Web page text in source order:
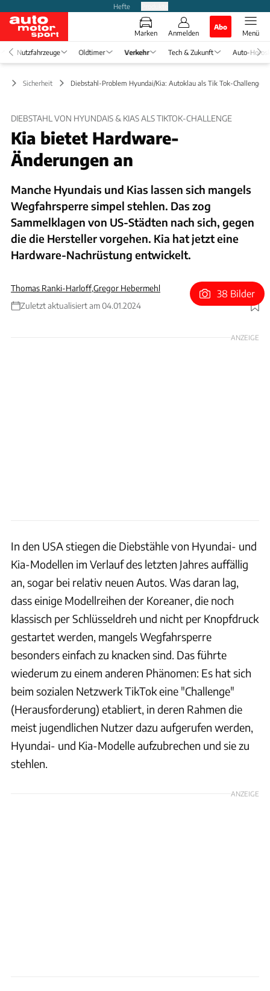
Hefte
Marken Anmelden
Abo
Menü
Nutzfahrzeuge Oldtimer Verkehr Tech & Zukunft Auto-
Sicherheit Diebstahl-Problem Hyundai/Kia: Autoklau als Tik Tok-Challenge
DIEBSTAHL VON HYUNDAIS & KIAS ALS TIKTOK-CHALLENGE
Kia bietet Hardware-
Änderungen an
Manche Hyundais und Kias lassen sich mangels
Wegfahrsperre simpel stehlen. Das zog
Sammelklagen von US-Städten nach sich, gegen
die die Hersteller vorgehen. Kia hat jetzt eine
Hardware-Nachrüstung entwickelt.
Thomas Ranki-Harloff,Gregor Hebermehl
Zuletzt aktualisiert am 04.01.2024
Foto: Kia USA / Hyundai USA
38 Bilder
ANZEIGE
In den USA stiegen die Diebstähle von Hyundai- und
Kia-Modellen im Verlauf des letzten Jahres auffällig
an, sogar bei relativ neuen Autos. Was daran lag,
dass einige Modellreihen der Koreaner, die noch
klassisch per Schlüsseldreh und nicht per Knopfdruck
gestartet werden, mangels Wegfahrsperre
besonders einfach zu knacken sind. Das führte
wiederum zu einem anderen Phänomen: Es hat sich
beim sozialen Netzwerk TikTok eine "Challenge"
(Herausforderung) etabliert, in deren Rahmen die
meist jugendlichen Nutzer dazu aufgerufen werden,
Hyundai- und Kia-Modelle aufzubrechen und sie zu
stehlen.
ANZEIGE